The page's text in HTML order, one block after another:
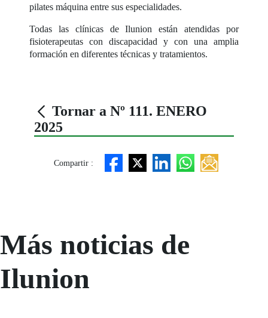
pilates máquina entre sus especialidades.
Todas las clínicas de Ilunion están atendidas por
fisioterapeutas con discapacidad y con una amplia
formación en diferentes técnicas y tratamientos.
Tornar a Nº 111. ENERO
2025
Compartir :
Más noticias de
Ilunion